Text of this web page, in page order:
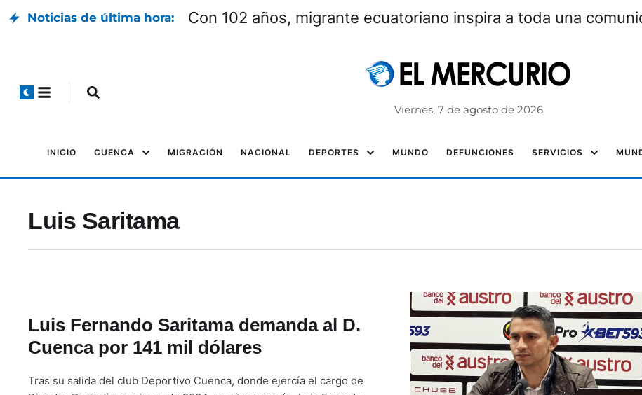
Noticias de última hora: Con 102 años, migrante ecuatoriano inspira a toda una
Viernes, 7 de agosto de 2026
INICIO CUENCA MIGRACIÓN NACIONAL DEPORTES MUNDO DEFUNCIONES SERVICIOS
Luis Saritama
Luis Fernando Saritama demanda al D.
Cuenca por 141 mil dólares
Tras su salida del club Deportivo Cuenca, donde ejercía el cargo de